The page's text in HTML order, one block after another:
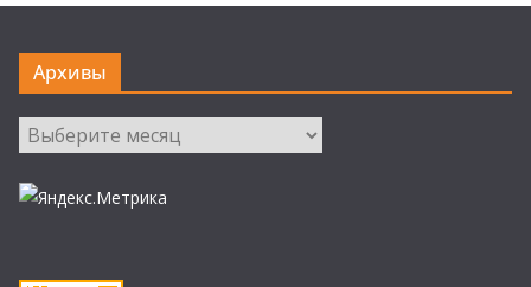
Архивы
Архивы